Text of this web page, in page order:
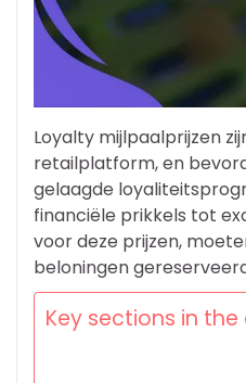
Loyalty mijlpaalprijzen
retailplatform, en
gelaagde
financiële prikkels tot
voor deze prijzen,
beloningen
Key sections in the